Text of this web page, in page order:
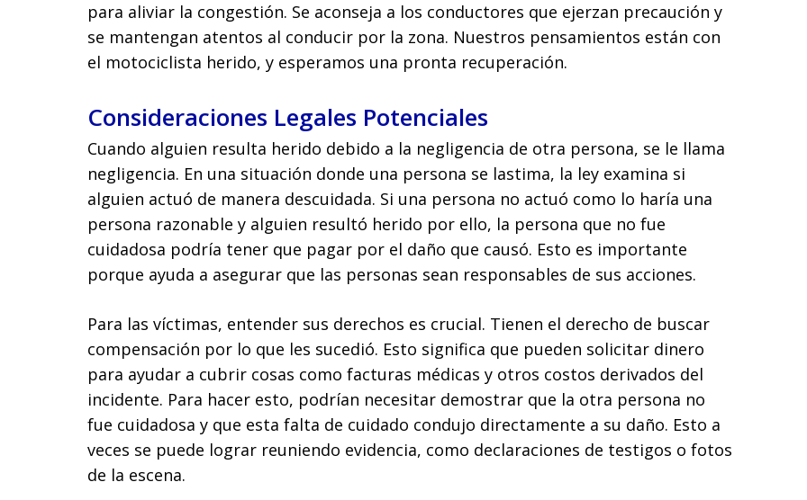
para aliviar la congestión. Se aconseja a los conductores que ejerzan precaución y
se mantengan atentos al conducir por la zona. Nuestros pensamientos están con
el motociclista herido, y esperamos una pronta recuperación.
Consideraciones Legales Potenciales
Cuando alguien resulta herido debido a la negligencia de otra persona, se le llama
negligencia. En una situación donde una persona se lastima, la ley examina si
alguien actuó de manera descuidada. Si una persona no actuó como lo haría una
persona razonable y alguien resultó herido por ello, la persona que no fue
cuidadosa podría tener que pagar por el daño que causó. Esto es importante
porque ayuda a asegurar que las personas sean responsables de sus acciones.
Para las víctimas, entender sus derechos es crucial. Tienen el derecho de buscar
compensación por lo que les sucedió. Esto significa que pueden solicitar dinero
para ayudar a cubrir cosas como facturas médicas y otros costos derivados del
incidente. Para hacer esto, podrían necesitar demostrar que la otra persona no
fue cuidadosa y que esta falta de cuidado condujo directamente a su daño. Esto a
veces se puede lograr reuniendo evidencia, como declaraciones de testigos o fotos
de la escena.